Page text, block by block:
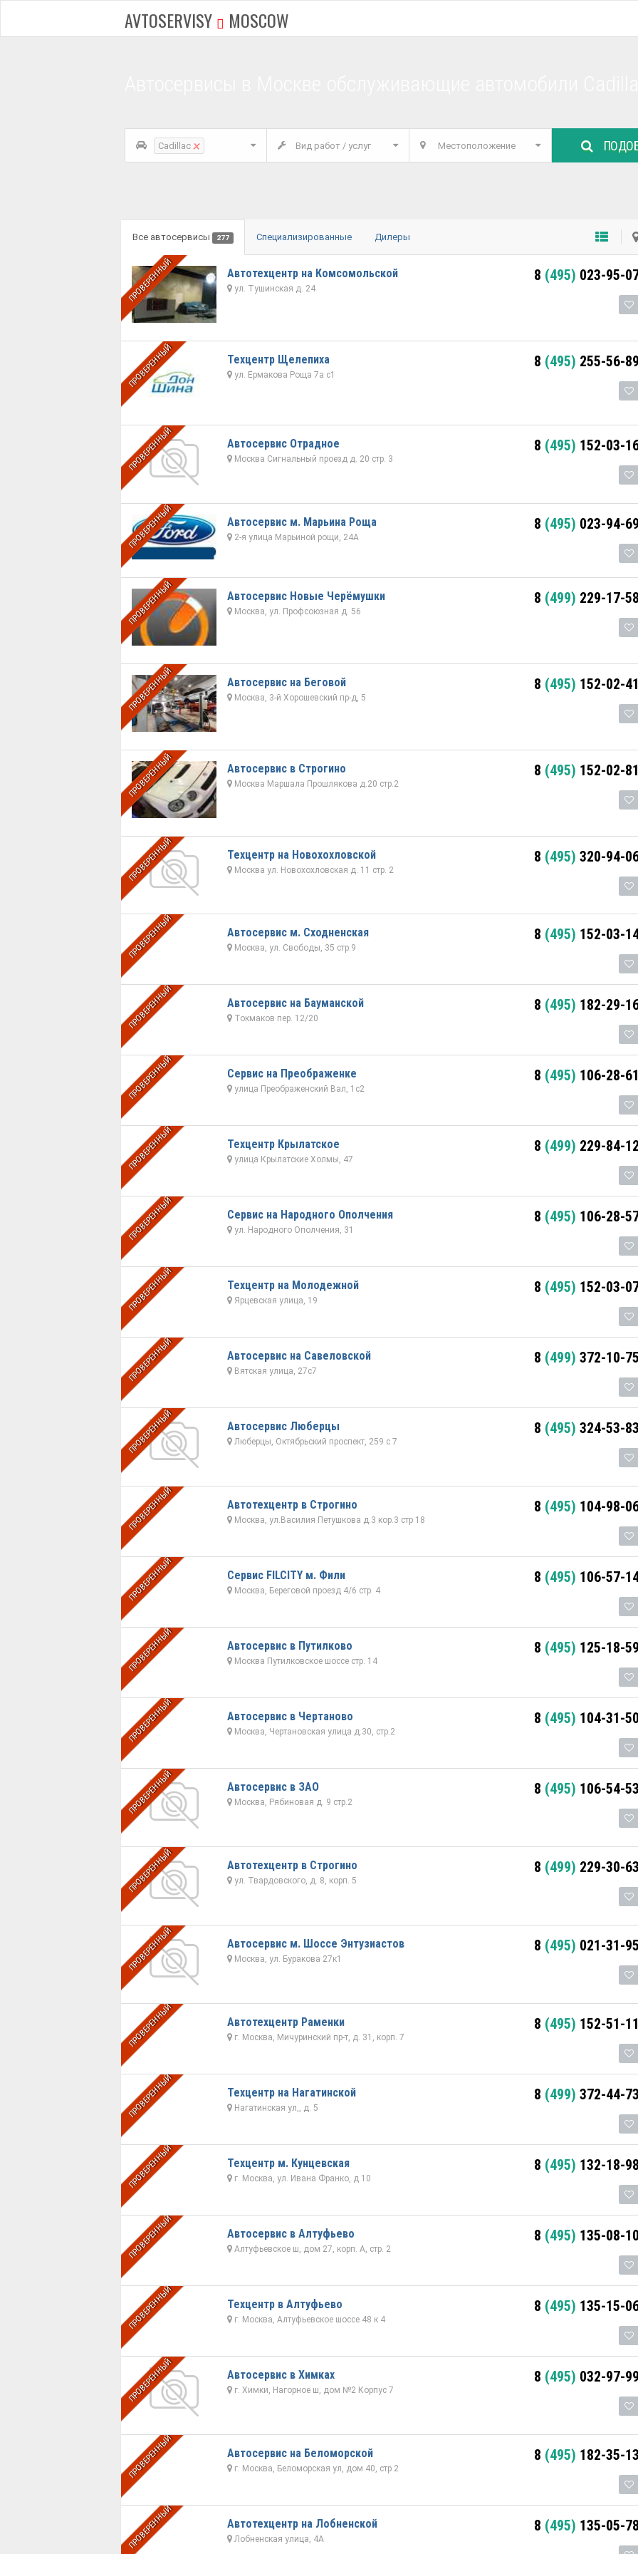
AVTOSERVISY MOSCOW
Cadillac × Вид работ / услуг Местоположение
Все автосервисы 277 Специализированные Дилеры
ПРОВЕРЕННЫЙ Автотехцентр на Комсомольской
ул. Тушинская д. 24
8 (495) 023-95-
ПРОВЕРЕННЫЙ Техцентр Щелепиха
ул. Ермакова Роща 7а с1
8 (495) 255-56-89
ПРОВЕРЕННЫЙ Автосервис Отрадное
Москва Сигнальный проезд д. 20 стр. 3
8 (495) 152-03-
ПРОВЕРЕННЫЙ Автосервис м. Марьина Роща
2-я улица Марьиной рощи, 24А
8 (495) 023-94-69
ПРОВЕРЕННЫЙ Автосервис Новые Черёмушки
Москва, ул. Профсоюзная д. 56
8 (499) 229-17-58
ПРОВЕРЕННЫЙ Автосервис на Беговой
Москва, 3-й Хорошевский пр-д, 5
8 (495) 152-02-41
ПРОВЕРЕННЫЙ Автосервис в Строгино
Москва Маршала Прошлякова д.20 стр.2
8 (495) 152-02-81
ПРОВЕРЕННЫЙ Техцентр на Новохохловской
Москва ул. Новохохловская д. 11 стр. 2
8 (495) 320-94-
ПРОВЕРЕННЫЙ Автосервис м. Сходненская
Москва, ул. Свободы, 35 стр.9
8 (495) 152-03-
ПРОВЕРЕННЫЙ Автосервис на Бауманской
Токмаков пер. 12/20
8 (495) 182-29-
ПРОВЕРЕННЫЙ Сервис на Преображенке
улица Преображенский Вал, 1с2
8 (495) 106-28-61
ПРОВЕРЕННЫЙ Техцентр Крылатское
улица Крылатские Холмы, 47
8 (499) 229-84-12
ПРОВЕРЕННЫЙ Сервис на Народного Ополчения
ул. Народного Ополчения, 31
8 (495) 106-28-
ПРОВЕРЕННЫЙ Техцентр на Молодежной
Ярцевская улица, 19
8 (495) 152-03-
ПРОВЕРЕННЫЙ Автосервис на Савеловской
Вятская улица, 27с7
8 (499) 372-10-75
ПРОВЕРЕННЫЙ Автосервис Люберцы
Люберцы, Октябрьский проспект, 259 с 7
8 (495) 324-53-83
ПРОВЕРЕННЫЙ Автотехцентр в Строгино
Москва, ул.Василия Петушкова д.3 кор.3 стр 18
8 (495) 104-98-
ПРОВЕРЕННЫЙ Сервис FILCITY м. Фили
Москва, Береговой проезд 4/6 стр. 4
8 (495) 106-57-
ПРОВЕРЕННЫЙ Автосервис в Путилково
Москва Путилковское шоссе стр. 14
8 (495) 125-18-59
ПРОВЕРЕННЫЙ Автосервис в Чертаново
Москва, Чертановская улица д.30, стр.2
8 (495) 104-31-50
ПРОВЕРЕННЫЙ Автосервис в ЗАО
Москва, Рябиновая д. 9 стр.2
8 (495) 106-54-53
ПРОВЕРЕННЫЙ Автотехцентр в Строгино
ул. Твардовского, д. 8, корп. 5
8 (499) 229-30-63
ПРОВЕРЕННЫЙ Автосервис м. Шоссе Энтузиастов
Москва, ул. Буракова 27к1
8 (495) 021-31-95
ПРОВЕРЕННЫЙ Автотехцентр Раменки
г. Москва, Мичуринский пр-т, д. 31, корп. 7
8 (495) 152-51-11
ПРОВЕРЕННЫЙ Техцентр на Нагатинской
Нагатинская ул,, д. 5
8 (499) 372-44-73
ПРОВЕРЕННЫЙ Техцентр м. Кунцевская
г. Москва, ул. Ивана Франко, д.10
8 (495) 132-18-98
ПРОВЕРЕННЫЙ Автосервис в Алтуфьево
Алтуфьевское ш, дом 27, корп. А, стр. 2
8 (495) 135-08-10
ПРОВЕРЕННЫЙ Техцентр в Алтуфьево
г. Москва, Алтуфьевское шоссе 48 к 4
8 (495) 135-15-
ПРОВЕРЕННЫЙ Автосервис в Химках
г. Химки, Нагорное ш, дом №2 Корпус 7
8 (495) 032-97-99
ПРОВЕРЕННЫЙ Автосервис на Беломорской
г. Москва, Беломорская ул, дом 40, стр 2
8 (495) 182-35-13
ПРОВЕРЕННЫЙ Автотехцентр на Лобненской
Лобненская улица, 4А
8 (495) 135-05-78